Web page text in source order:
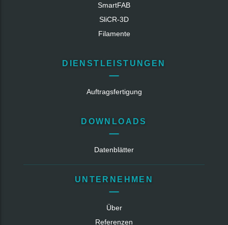
SmartFAB
SliCR‑3D
Filamente
DIENSTLEISTUNGEN
Auftragsfertigung
DOWNLOADS
Datenblätter
UNTERNEHMEN
Über
Referenzen